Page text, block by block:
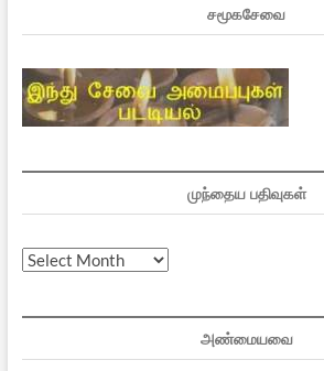
சமூகசேவை
முந்தைய பதிவுகள்
முந்தைய
அண்மையவை